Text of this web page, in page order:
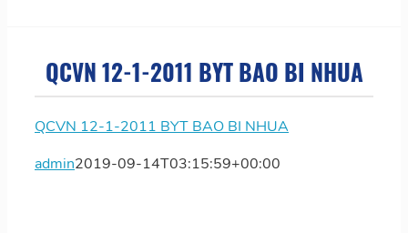
QCVN 12-1-2011 BYT BAO BI NHUA
QCVN 12-1-2011 BYT BAO BI NHUA
admin2019-09-14T03:15:59+00:00